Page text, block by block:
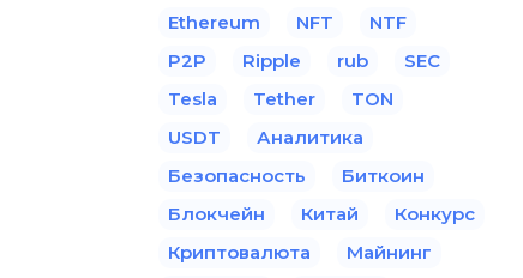
Ethereum
NFT
NTF
P2P
Ripple rub
SEC
Tesla
Tether
TON
USDT
Аналитика
Безопасность
Биткоин
Блокчейн
Китай
Конкурс
Криптовалюта
Майнинг